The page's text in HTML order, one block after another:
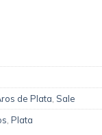
de Plata, Sale
, Plata